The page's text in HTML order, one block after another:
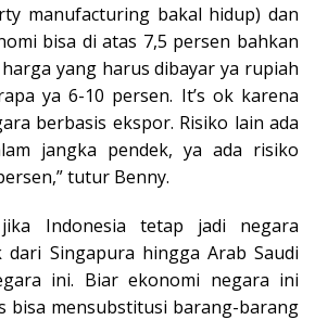
manufacturing bakal hidup) dan
bisa di atas 7,5 persen bahkan
yang harus dibayar ya rupiah
ya 6-10 persen. It’s ok karena
berbasis ekspor. Risiko lain ada
jangka pendek, ya ada risiko
tutur Benny.
Indonesia tetap jadi negara
dari Singapura hingga Arab Saudi
ini. Biar ekonomi negara ini
bisa mensubstitusi barang-barang